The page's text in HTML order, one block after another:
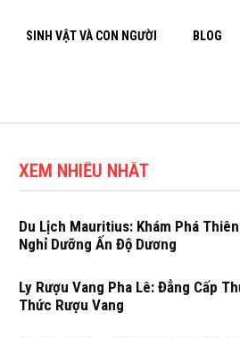
SINH VẬT VÀ CON NGƯỜI BLOG
XEM NHIỀU NHẤT
Du Lịch Mauritius: Khám Phá
Nghỉ Dưỡng Ấn Độ Dương
Ly Rượu Vang Pha Lê: Đẳng Cấp
Thức Rượu Vang